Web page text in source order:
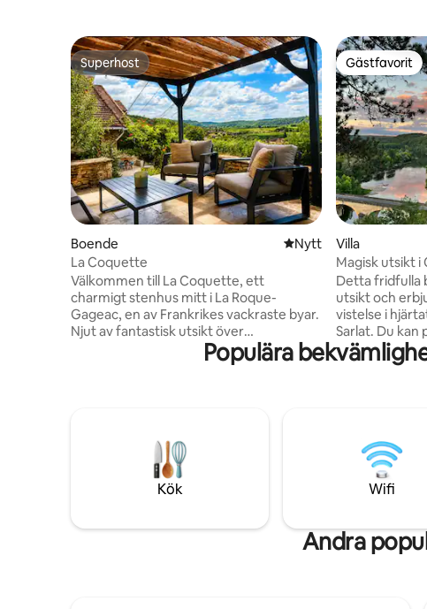
Superhost
Superhost
Boende Nytt ställe att bo på
Nytt
La Coquette
Välkommen till La Coquette, ett
charmigt stenhus mitt i La Roque-
Gageac, en av Frankrikes vackraste byar.
Njut av fantastisk utsikt över
Dordognedalen, närliggande caféer,
affärer och promenader längs floden.
kombinerar traditionell karaktär med
moderna bekvämligheter, allt i en
lugnande atmosfär. Nära Sarlat, Domme,
Beynac och mycket mer är det en
eller familjesemester.
Gästfavorit
Gästfavorit
Villa
Magisk utsikt i
Detta fridfulla
utsikt och
vistelse i
Sarlat. Du
bada, paddla
Céou eller
beundra
kanoterna
Shopping på
bageri och
Populära
Kök Wifi
Andra